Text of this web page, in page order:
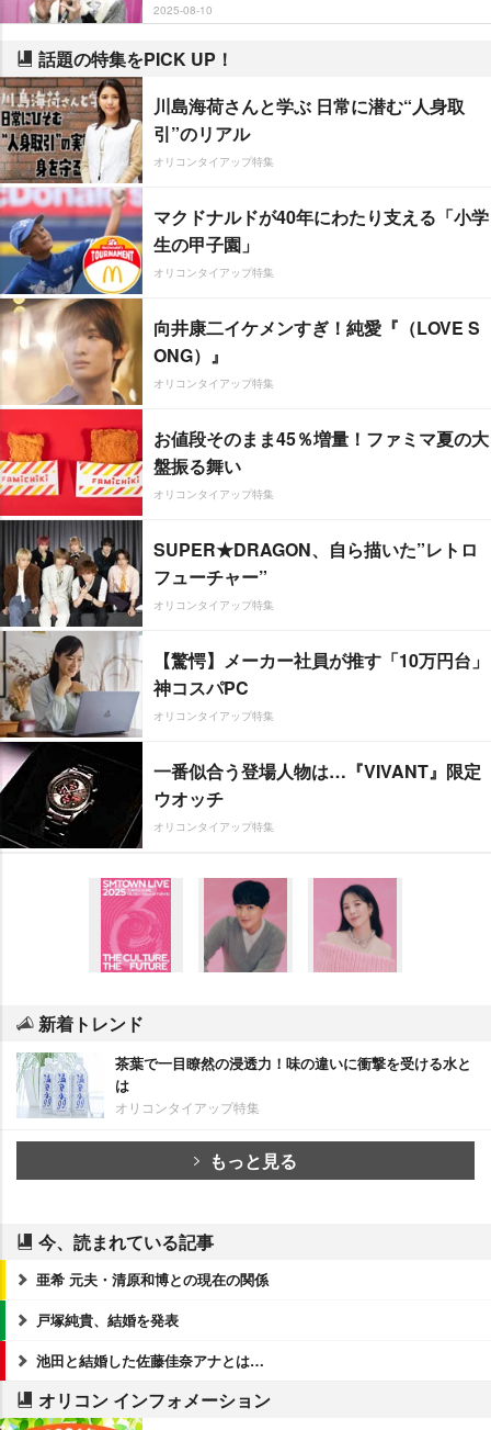
2025-08-10
話題の特集をPICK UP！
川島海荷さんと学ぶ 日常に潜む“人身取
引”のリアル
オリコンタイアップ特集
マクドナルドが40年にわたり支える「小学
生の甲子園」
オリコンタイアップ特集
向井康二イケメンすぎ！純愛『（LOVE S
ONG）』
オリコンタイアップ特集
お値段そのまま45％増量！ファミマ夏の大
盤振る舞い
オリコンタイアップ特集
SUPER★DRAGON、自ら描いた”レトロ
フューチャー”
オリコンタイアップ特集
【驚愕】メーカー社員が推す「10万円台」
神コスパPC
オリコンタイアップ特集
一番似合う登場人物は…『VIVANT』限定
ウオッチ
オリコンタイアップ特集
新着トレンド
茶葉で一目瞭然の浸透力！味の違いに衝撃を受ける水と
は
オリコンタイアップ特集
もっと見る
今、読まれている記事
亜希 元夫・清原和博との現在の関係
戸塚純貴、結婚を発表
池田と結婚した佐藤佳奈アナとは…
オリコン インフォメーション